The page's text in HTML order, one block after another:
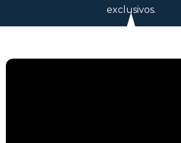
exclusivos.